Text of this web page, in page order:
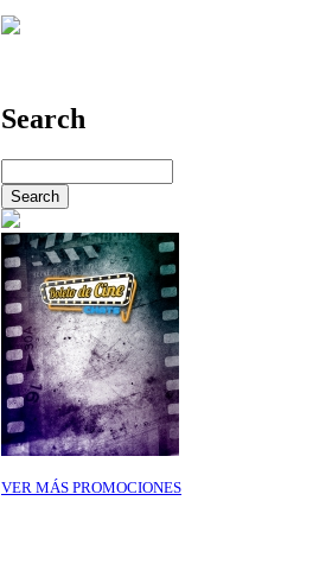
Search
VER MÁS PROMOCIONES